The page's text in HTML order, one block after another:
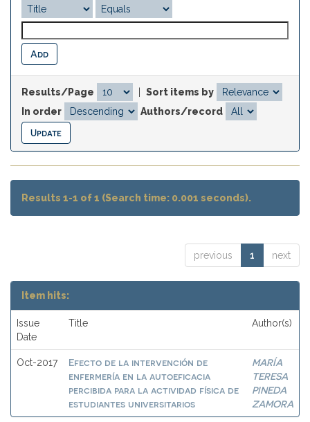
Results/Page
Sort items by
In order
Authors/record
Results 1-1 of 1 (Search time: 0.001 seconds).
previous 1 next
Item hits:
Issue
Date
Title Author(s)
Oct-2017
Efecto de la intervención de
enfermería en la autoeficacia
percibida para la actividad física de
estudiantes universitarios
MARÍA
TERESA
PINEDA
ZAMORA